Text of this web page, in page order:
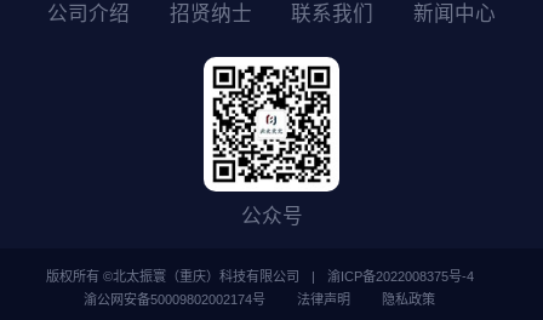
公司介绍 招贤纳士 联系我们 新闻中心
公众号
版权所有 ©北太振寰（重庆）科技有限公司
渝ICP备2022008375号-4
渝公网安备50009802002174号
法律声明 隐私政策